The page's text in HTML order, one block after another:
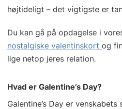
højtideligt – det vigtigste er
Du kan gå på opdagelse i
nostalgiske valentinskort og
lige netop jeres relation.
Hvad er Galentine’s Day?
Galentine’s Day er